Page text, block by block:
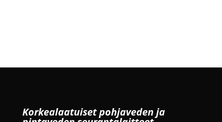
Korkealaatuiset pohjaveden ja